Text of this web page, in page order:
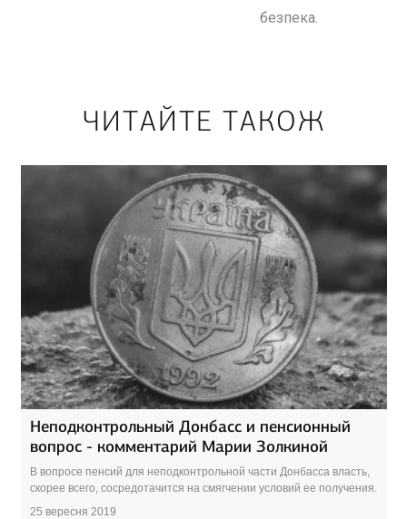
безпека.
ЧИТАЙТЕ ТАКОЖ
Неподконтрольный Донбасс и пенсионный
вопрос - комментарий Марии Золкиной
В вопросе пенсий для неподконтрольной части Донбасса власть,
скорее всего, сосредотачится на смягчении условий ее получения.
25 вересня 2019